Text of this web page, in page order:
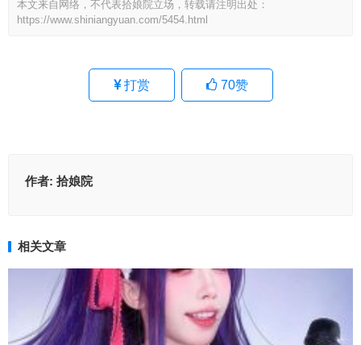
本文来自网络，不代表拾娘院立场，转载请注明出处：
https://www.shiniangyuan.com/5454.html
打赏 70赞
作者: 拾娘院
相关文章